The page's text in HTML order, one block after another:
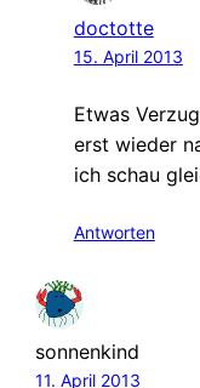
doctotte
15. April 2013
Etwas
erst wieder
ich schau
Antworten
sonnenkind
11. April 2013